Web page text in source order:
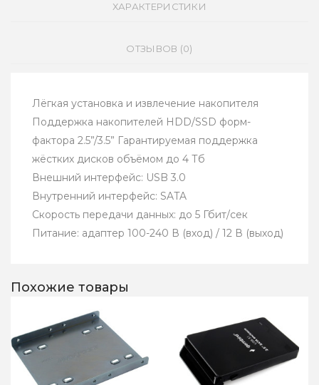
ХАРАКТЕРИСТИКИ
ОТЗЫВОВ (0)
Лёгкая установка и извлечение накопителя
Поддержка накопителей HDD/SSD форм-
фактора 2.5”/3.5” Гарантируемая поддержка
жёстких дисков объёмом до 4 Тб
Внешний интерфейс: USB 3.0
Внутренний интерфейс: SATA
Скорость передачи данных: до 5 Гбит/сек
Питание: адаптер 100-240 В (вход) / 12 В (выход)
Похожие товары